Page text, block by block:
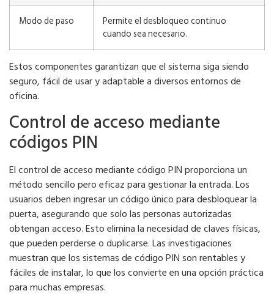
Modo de paso
Permite el desbloqueo continuo
cuando sea necesario.
Estos componentes garantizan que el sistema siga siendo
seguro, fácil de usar y adaptable a diversos entornos de
oficina.
Control de acceso mediante
códigos PIN
El control de acceso mediante código PIN proporciona un
método sencillo pero eficaz para gestionar la entrada. Los
usuarios deben ingresar un código único para desbloquear la
puerta, asegurando que solo las personas autorizadas
obtengan acceso. Esto elimina la necesidad de claves físicas,
que pueden perderse o duplicarse. Las investigaciones
muestran que los sistemas de código PIN son rentables y
fáciles de instalar, lo que los convierte en una opción práctica
para muchas empresas.